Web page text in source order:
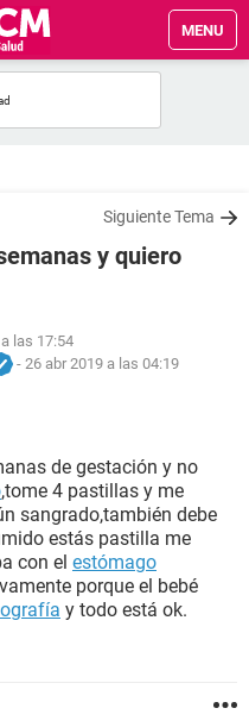
MENU
Siguiente Tema
y quiero
las 17:54
- 26 abr 2019 a las 04:19
de gestación y no
,tome 4 pastillas y me
sangrado,también debe
estás pastilla me
con el estómago
porque el bebé
y todo está ok.